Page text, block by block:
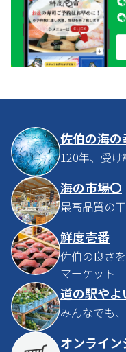
佐伯の海の
120年、受
海の市場〇
最高品質の
鮮度壱番
佐伯の良さ
マーケット
道の駅やよ
みんなでも
オンライン